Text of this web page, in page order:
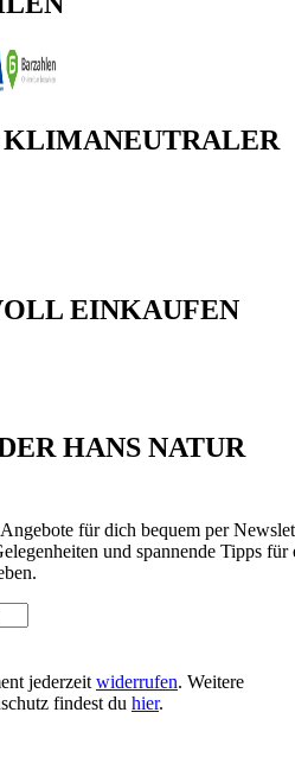
EINKAUFEN
HANS NATUR
für dich bequem per
und spannende Tipps für
jederzeit widerrufen. Weitere
findest du hier.